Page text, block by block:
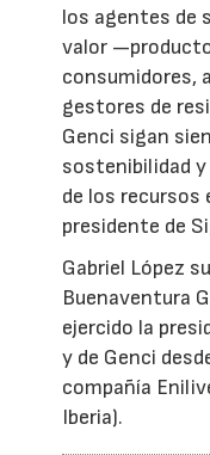
los agentes de
valor
consumidores,
gestores de
Genci sigan
sostenibilidad
de los recursos
presidente de
Gabriel López
Buenaventura
ejercido la
y de Genci
compañía
Iberia).